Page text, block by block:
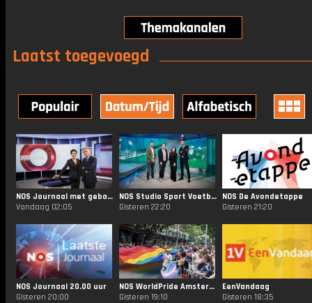
Laatst toegevoegd
NOS Journaal met gebarentaal 20.00
Vandaag 02:05
NOS Studio Sport Voetbal
Gisteren 22:20
NOS De Avondetappe
Gisteren 21:20
NOS Journaal 20.00 uur
Gisteren 20:00
NOS WorldPride Amsterdam 2026
Gisteren 19:10
EenVandaag
Gisteren 18:35